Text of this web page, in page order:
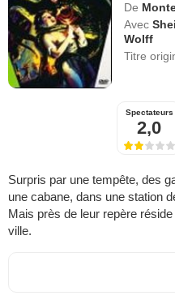
De
Avec
Wolff
Titre
Spectateurs
2,0
Surpris par une tempête, des
une cabane, dans une station
Mais près de leur repère
ville.